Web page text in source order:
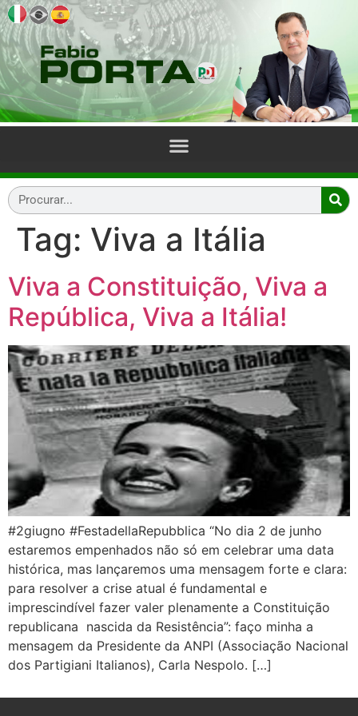
Tag: Viva a Itália
Viva a Constituição, Viva a
República, Viva a Itália!
#2giugno #FestadellaRepubblica “No dia 2 de junho
estaremos empenhados não só em celebrar uma data
histórica, mas lançaremos uma mensagem forte e clara:
para resolver a crise atual é fundamental e
imprescindível fazer valer plenamente a Constituição
republicana nascida da Resistência”: faço minha a
mensagem da Presidente da ANPI (Associação Nacional
dos Partigiani Italianos), Carla Nespolo. […]